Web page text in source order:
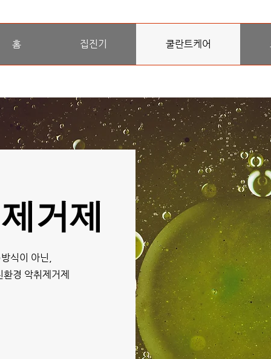
홈 집진기 쿨란트케어
거제
식이 아닌,
경 악취제거제